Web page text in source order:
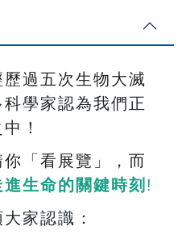
過五次生物大滅
學家認為我們正
！
「看展覽」，而
生命的關鍵時刻 !
家認識：